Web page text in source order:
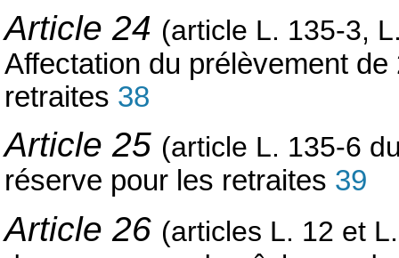
Article 24 (article L. 135-3,
Affectation du prélèvement
retraites 38
Article 25 (article L. 135-6
réserve pour les retraites 39
Article 26 (articles L. 12 et